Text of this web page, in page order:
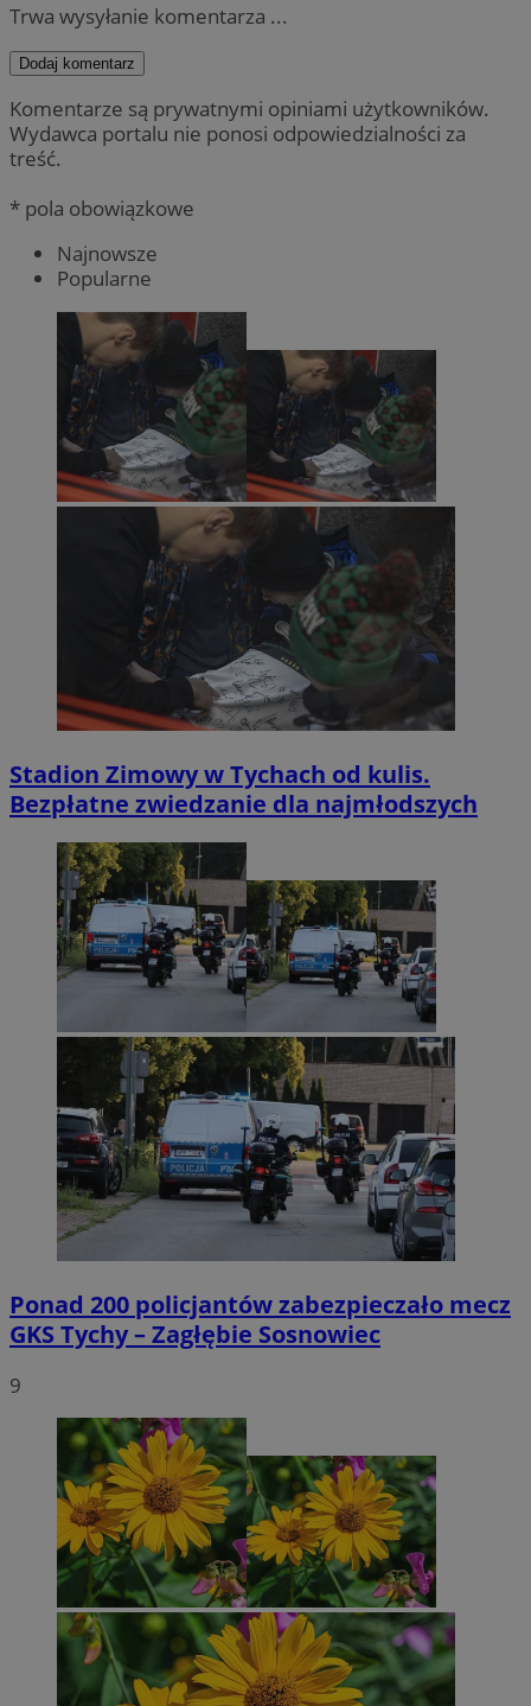
Trwa wysyłanie komentarza ...
Dodaj komentarz
Komentarze są prywatnymi opiniami użytkowników.
Wydawca portalu nie ponosi odpowiedzialności za
treść.
* pola obowiązkowe
Najnowsze
Popularne
Stadion Zimowy w Tychach od kulis.
Bezpłatne zwiedzanie dla najmłodszych
Ponad 200 policjantów zabezpieczało mecz
GKS Tychy – Zagłębie Sosnowiec
9